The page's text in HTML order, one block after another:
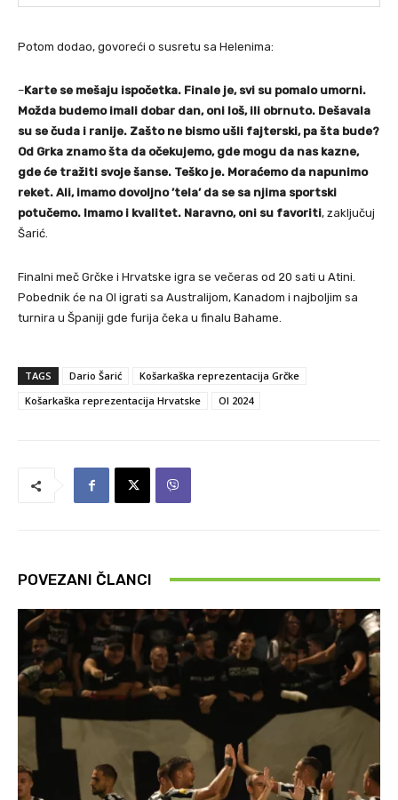
Potom dodao, govoreći o susretu sa Helenima:
–Karte se mešaju ispočetka. Finale je, svi su pomalo umorni.
Možda budemo imali dobar dan, oni loš, ili obrnuto. Dešavala
su se čuda i ranije. Zašto ne bismo ušli fajterski, pa šta bude?
Od Grka znamo šta da očekujemo, gde mogu da nas kazne,
gde će tražiti svoje šanse. Teško je. Moraćemo da napunimo
reket. Ali, imamo dovoljno ’tela’ da se sa njima sportski
potučemo. Imamo i kvalitet. Naravno, oni su favoriti, zaključuj
Šarić.
Finalni meč Grčke i Hrvatske igra se večeras od 20 sati u Atini.
Pobednik će na OI igrati sa Australijom, Kanadom i najboljim sa
turnira u Španiji gde furija čeka u finalu Bahame.
TAGS Dario Šarić
Košarkaška reprezentacija Grčke
Košarkaška reprezentacija Hrvatske
OI 2024
POVEZANI ČLANCI